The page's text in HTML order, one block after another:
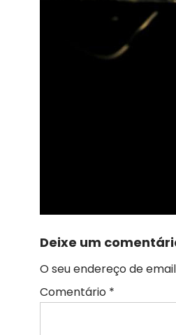
Deixe um
O seu endereço de
Comentário *